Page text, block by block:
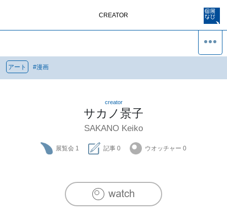
CREATOR
アート #漫画
creator
サカノ景子
SAKANO Keiko
展覧会 1 記事 0 ウオッチャー 0